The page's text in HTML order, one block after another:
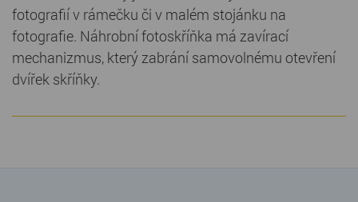
fotografií v rámečku či v malém stojánku na
fotografie. Náhrobní fotoskříňka má zavírací
mechanizmus, který zabrání samovolnému otevření
dvířek skříňky.